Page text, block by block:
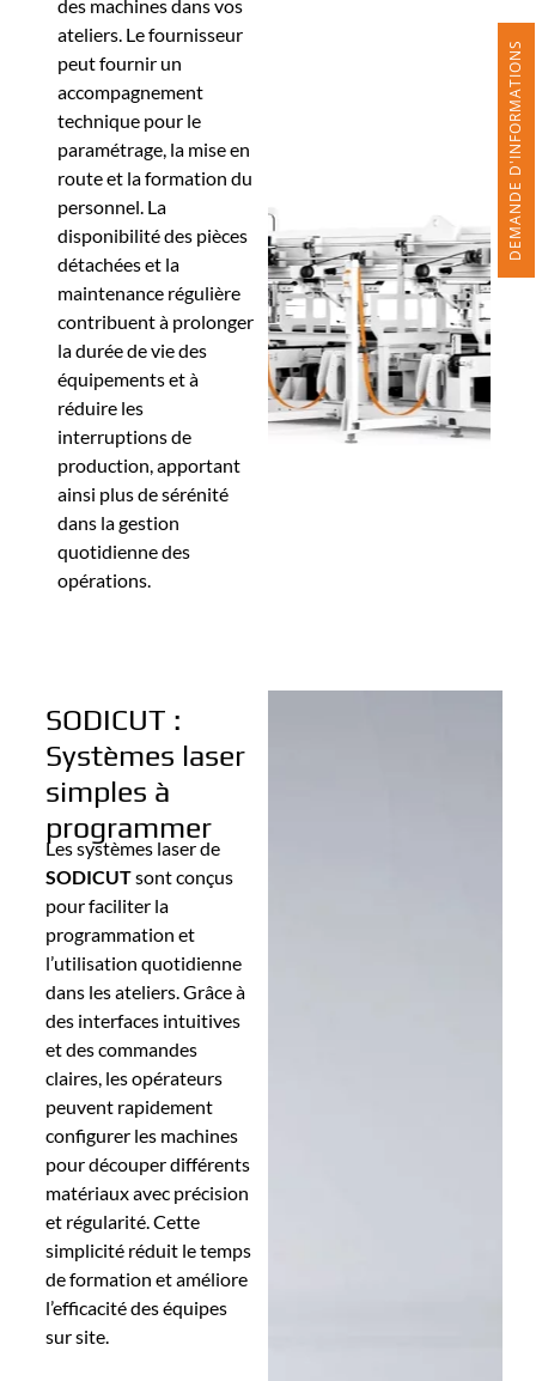
des machines dans vos
ateliers. Le fournisseur
peut fournir un
accompagnement
technique pour le
paramétrage, la mise en
route et la formation du
personnel. La
disponibilité des pièces
détachées et la
maintenance régulière
contribuent à prolonger
la durée de vie des
équipements et à
réduire les
interruptions de
production, apportant
ainsi plus de sérénité
dans la gestion
quotidienne des
opérations.
SODICUT :
Systèmes laser
simples à
programmer
Les systèmes laser de
SODICUTsont conçus
pour faciliter la
programmation et
l’utilisation quotidienne
dans les ateliers. Grâce à
des interfaces intuitives
et des commandes
claires, les opérateurs
peuvent rapidement
configurer les machines
pour découper différents
matériaux avec précision
et régularité. Cette
simplicité réduit le temps
de formation et améliore
l’efficacité des équipes
sur site.
DEMANDE D'INFORMATIONS